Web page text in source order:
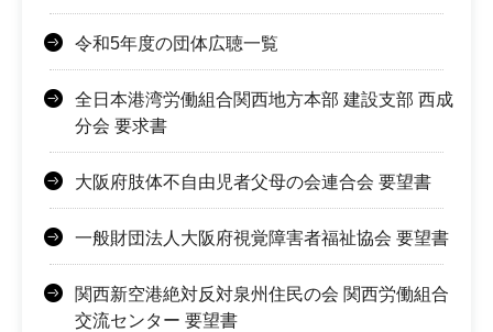
令和5年度の団体広聴一覧
全日本港湾労働組合関西地方本部 建設支部 西成
分会 要求書
大阪府肢体不自由児者父母の会連合会 要望書
一般財団法人大阪府視覚障害者福祉協会 要望書
関西新空港絶対反対泉州住民の会 関西労働組合
交流センター 要望書